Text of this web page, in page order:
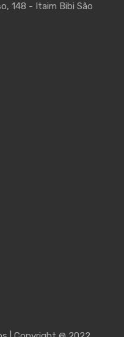
148 - Itaim Bibi São